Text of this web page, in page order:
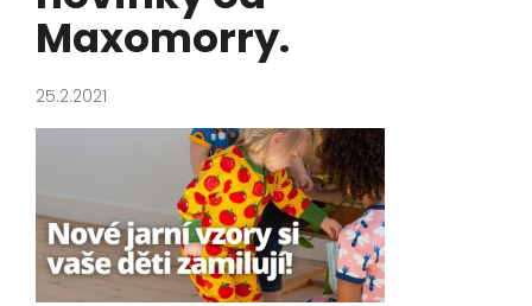
Maxomorry.
25.2.2021
e
b
e
n